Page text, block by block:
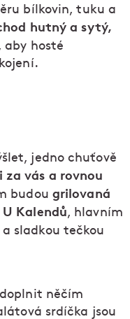
bílkovin, tuku a
hutný a sytý,
aby hosté
jedno chuťově
za vás a rovnou
budou grilovaná
Kalendů, hlavním
a sladkou tečkou
něčím
srdíčka jsou